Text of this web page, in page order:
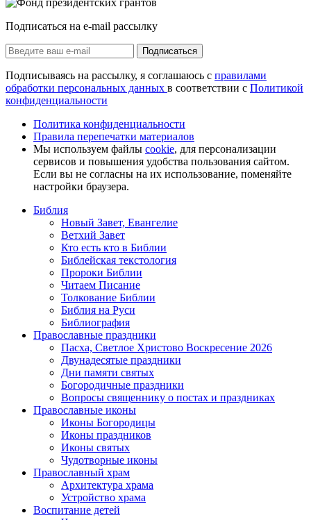
Подписаться на e-mail рассылку
Подписаться
Подписываясь на рассылку, я соглашаюсь с правилами
обработки персональных данных в соответствии с Политикой
конфиденциальности
Политика конфиденциальности
Правила перепечатки материалов
Мы используем файлы cookie, для персонализации
сервисов и повышения удобства пользования сайтом.
Если вы не согласны на их использование, поменяйте
настройки браузера.
Библия
Новый Завет, Евангелие
Ветхий Завет
Кто есть кто в Библии
Библейская текстология
Пророки Библии
Читаем Писание
Толкование Библии
Библия на Руси
Библиография
Православные праздники
Пасха, Светлое Христово Воскресение 2026
Двунадесятые праздники
Дни памяти святых
Богородичные праздники
Вопросы священнику о постах и праздниках
Православные иконы
Иконы Богородицы
Иконы праздников
Иконы святых
Чудотворные иконы
Православный храм
Архитектура храма
Устройство храма
Воспитание детей